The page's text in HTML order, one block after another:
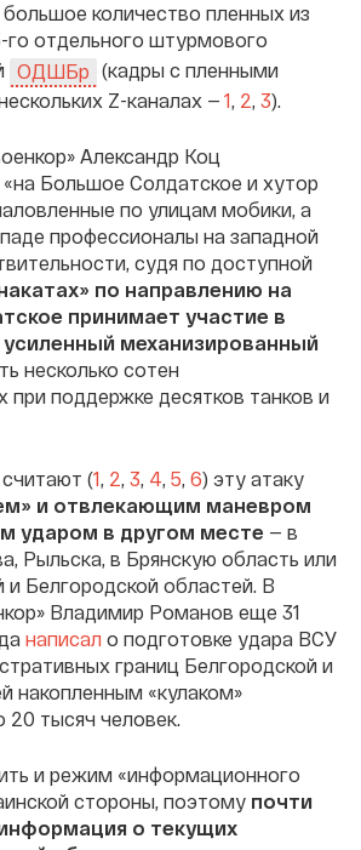
большое количество пленных из
го отдельного штурмового
ОДШБр (кадры с пленными
Z-каналах — 1, 2, 3).
Александр Коц
«на Большое Солдатское и хутор
по улицам мобики, а
профессионалы на западной
судя по доступной
по направлению на
принимает участие в
механизированный
несколько сотен
поддержке десятков танков и
(1, 2, 3, 4, 5, 6) эту атаку
и отвлекающим маневром
ударом в другом месте — в
Рыльска, в Брянскую область или
и Белгородской областей. В
Владимир Романов еще 31
написал о подготовке удара ВСУ
границ Белгородской и
накопленным «кулаком»
20 тысяч человек.
и режим «информационного
стороны, поэтому почти
о текущих